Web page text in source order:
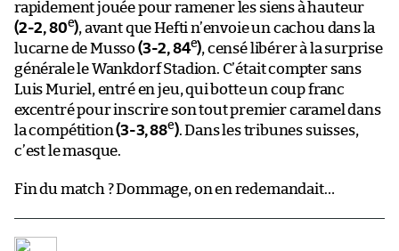
rapidement jouée pour ramener les siens à hauteur
(2-2, 80e), avant que Hefti n’envoie un cachou dans la
lucarne de Musso (3-2, 84e), censé libérer à la surprise
générale le Wankdorf Stadion. C’était compter sans
Luis Muriel, entré en jeu, qui botte un coup franc
excentré pour inscrire son tout premier caramel dans
la compétition(3-3, 88e). Dans les tribunes suisses,
c’est le masque.
Fin du match ? Dommage, on en redemandait…